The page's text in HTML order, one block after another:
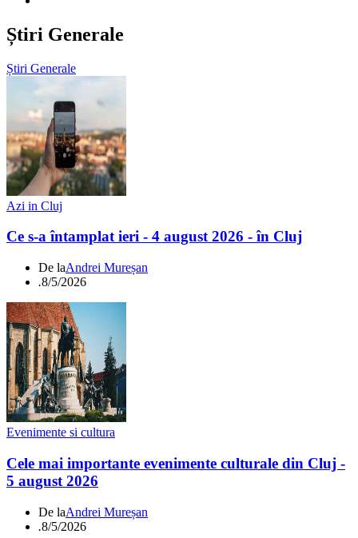
Știri Generale
Știri Generale
Azi in Cluj
Ce s-a întamplat ieri - 4 august 2026 - în Cluj
De laAndrei Mureșan
.8/5/2026
Evenimente si cultura
Cele mai importante evenimente culturale din Cluj -
5 august 2026
De laAndrei Mureșan
.8/5/2026